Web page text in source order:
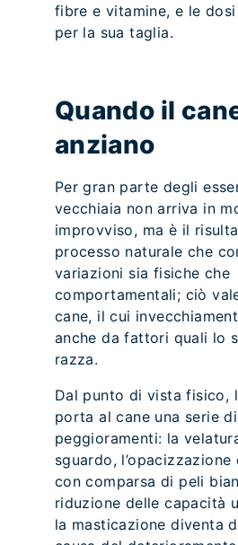
fibre e vitamine, e le
per la sua taglia.
Quando il
anziano
Per gran parte degli
vecchiaia non arriva in
improvviso, ma è il
processo naturale che
variazioni sia fisiche che
comportamentali; ciò
cane, il cui
anche da fattori quali lo
razza.
Dal punto di vista fisico,
porta al cane una serie di
peggioramenti: la
sguardo,
con comparsa di peli
riduzione delle capacità
la masticazione diventa